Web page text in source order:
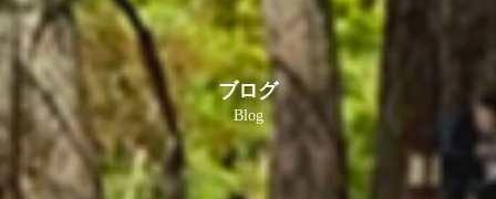
ブログ
Blog